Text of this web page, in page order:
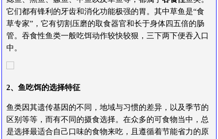
它们都有锋利的牙齿和消化功能极强的胃。其中草鱼是“食
草专家”，它有切割压磨的取食器官和长于身体四五倍的肠
管。吞食性鱼类一般吃饵动作较快较狠，三下两下便吞入口
中。
2、鱼吃饵的选择特征
鱼类因其遗传基因的不同，地域与习惯的差异，以及季节的
区别等等，而有不同的摄食选择。在众多的可食物当中，总
是选择最适合自己口味的食物来吃，且遵循着节能省力的原